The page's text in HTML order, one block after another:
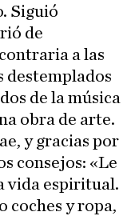
Siguió
de
a las
destemplados
de la música
obra de arte.
y gracias por
consejos: «Le
vida espiritual.
coches y ropa,